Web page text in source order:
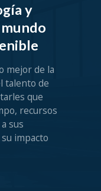
y
mejor de la
talento de
que
recursos
sus
impacto